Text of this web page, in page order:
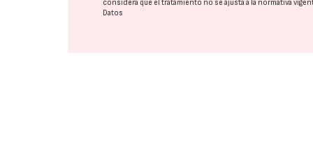
considera que el tratamiento no se ajusta a la normativa
Datos